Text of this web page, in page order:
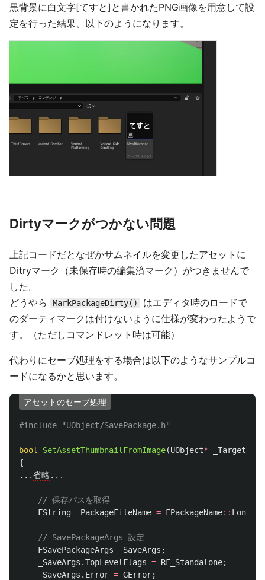
黒背景に白文字[てすと]と書かれたPNG画像を用意して設
定を行った結果、以下のようになります。
Dirtyマークがつかない問題
上記コードだとなぜかサムネイルを変更したアセットに
Ditryマーク（未保存時の編集済マーク）がつきませんで
した。
どうやら
MarkPackageDirty()
はエディタ時のロードで
のダーティマークは付けないように仕様が変わったようで
す。（ただしコマンドレット時は可能）
代わりにセーブ処理をする場合は以下のようなサンプルコ
ードになるかと思います。
アセットのセーブ処理
#include "UObject/SavePackage.h"
bool SetAssetThumbnailFromImage(UObject*
{
...省略 ...
// 保存パスを取得
FString
_PackageFileName = FPackageName::
// SavePackageArgs 設定
FSavePackageArgs
_SaveArgs ;
_SaveArgs .TopLevelFlags = RF_Standalone;
_SaveArgs . Error = GError;